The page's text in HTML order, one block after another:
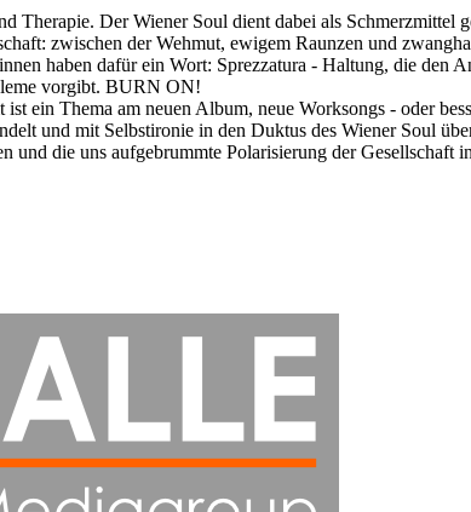
Der Wiener Soul dient dabei als Schmerzmittel
zwischen der Wehmut, ewigem Raunzen und
haben dafür ein Wort: Sprezzatura - Haltung, die den
vorgibt. BURN ON!
ein Thema am neuen Album, neue Worksongs - oder
und mit Selbstironie in den Duktus des Wiener Soul
die uns aufgebrummte Polarisierung der Gesellschaft